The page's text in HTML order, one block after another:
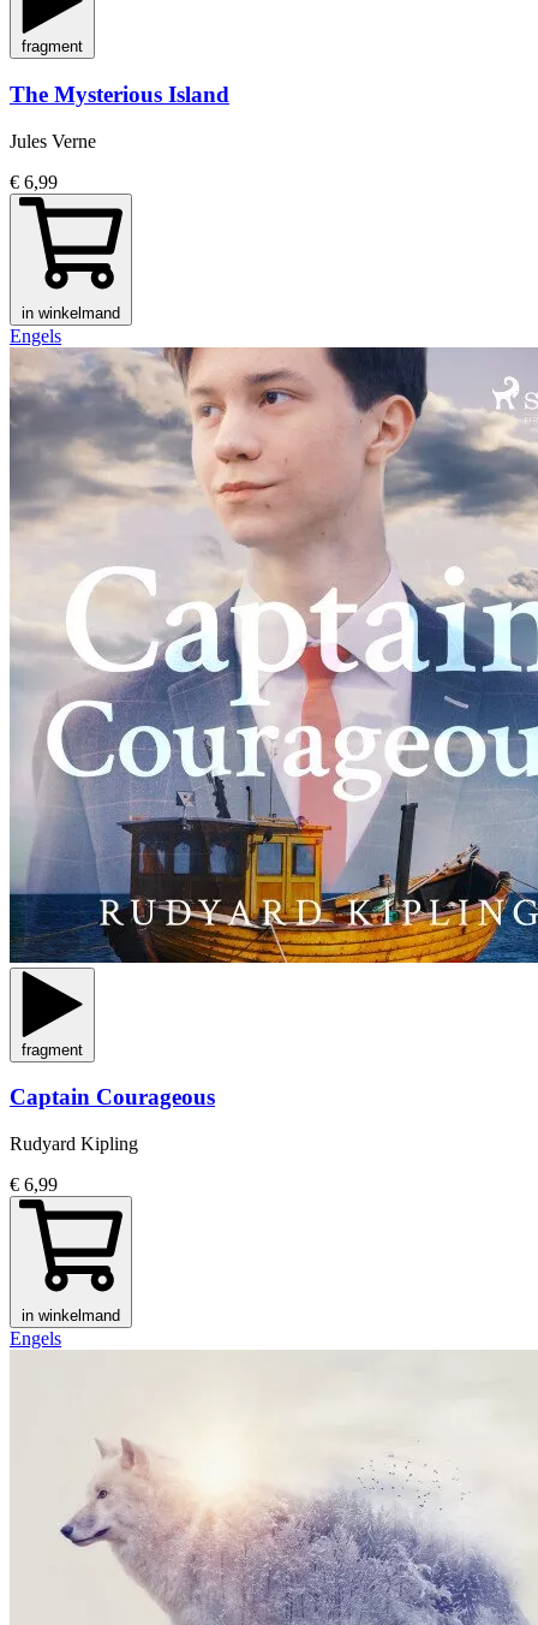
fragment
The Mysterious Island
Jules Verne
€ 6,99
in winkelmand
Engels
fragment
Captain Courageous
Rudyard Kipling
€ 6,99
in winkelmand
Engels